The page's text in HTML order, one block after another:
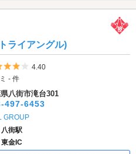
ライアングル)
5つ星のうち4
4.40
- 件
八街市滝台301
497-6453
GROUP
八街駅
東金IC